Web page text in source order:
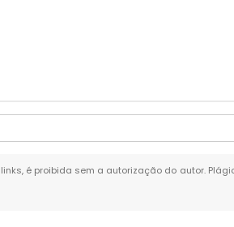
é proibida sem a autorização do autor.